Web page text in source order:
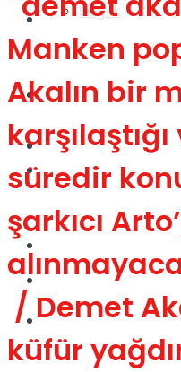
Sağlık
TV
Kadınca
Müzik
Sinema
Tatil
Podcast
Manken
Akalın bir
süredir
şarkıcı
/ Demet
küfür